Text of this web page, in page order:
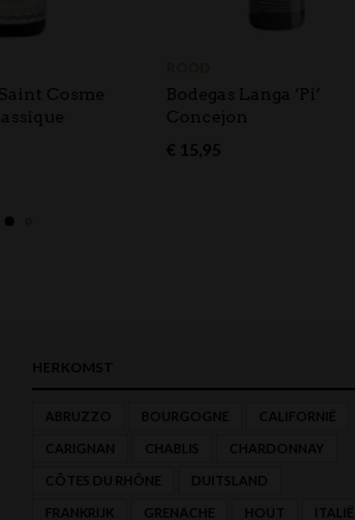
Cosme
Bodegas Langa ‘Pi’
Concejon
€ 15,95
HERKOMST
ABRUZZO BOURGOGNE CALIFORNIË
CARIGNAN CHABLIS CHARDONNAY
CÔTES DU RHÔNE DUITSLAND
FRANKRIJK GRENACHE HOUT ITALIË